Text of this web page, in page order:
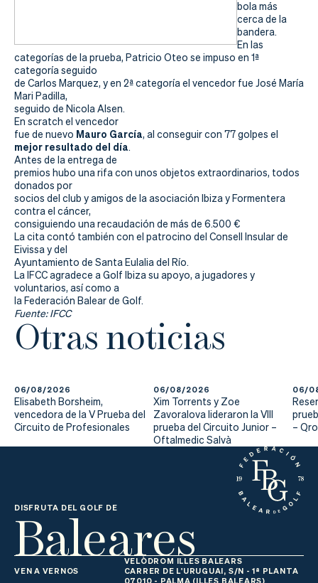
bola más
cerca de la
bandera.
En las
categorías de la prueba, Patricio Oteo se impuso en 1ª
categoría seguido
de Carlos Marquez, y en 2ª categoría el vencedor fue José María
Mari Padilla,
seguido de Nicola Alsen.
En scratch el vencedor
fue de nuevo Mauro García, al conseguir con 77 golpes el
mejor resultado del día.
Antes de la entrega de
premios hubo una rifa con unos objetos extraordinarios, todos
donados por
socios del club y amigos de la asociación Ibiza y Formentera
contra el cáncer,
consiguiendo una recaudación de más de 6.500 €
La cita contó también con el patrocino del Consell Insular de
Eivissa y del
Ayuntamiento de Santa Eulalia del Río.
La IFCC agradece a Golf Ibiza su apoyo, a jugadores y
voluntarios, así como a
la Federación Balear de Golf.
Fuente: IFCC
Otras noticias
06/08/2026
Elisabeth Borsheim,
vencedora de la V Prueba del
Circuito de Profesionales
06/08/2026
Xim Torrents y Zoe
Zavoralova lideraron la VIII
prueba del Circuito Junior –
Oftalmedic Salvà
06/
–
DISFRUTA DEL GOLF DE
Baleares
VEN A VERNOS
VELÒDROM ILLES BALEARS
CARRER DE L'URUGUAI, S/N - 1ª PLANTA
07010 - PALMA (ILLES BALEARS)